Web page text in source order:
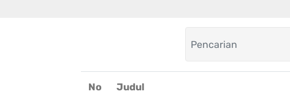
No Judul